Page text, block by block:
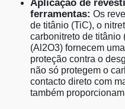
Aplicação de
ferramentas: Os
de titânio (TiC), o
carbonitreto de titânio
(Al2O3) fornecem
proteção contra o
não só protegem o
contacto direto com
também